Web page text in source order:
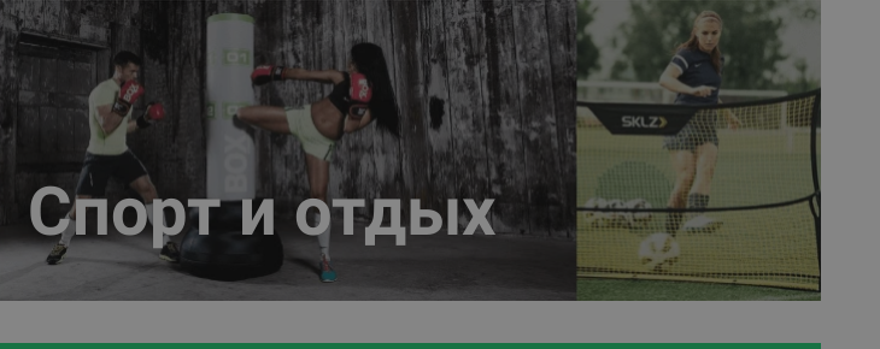
Спорт и отдых